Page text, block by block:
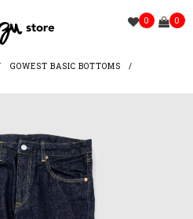
0 0
GOWEST BASIC BOTTOMS